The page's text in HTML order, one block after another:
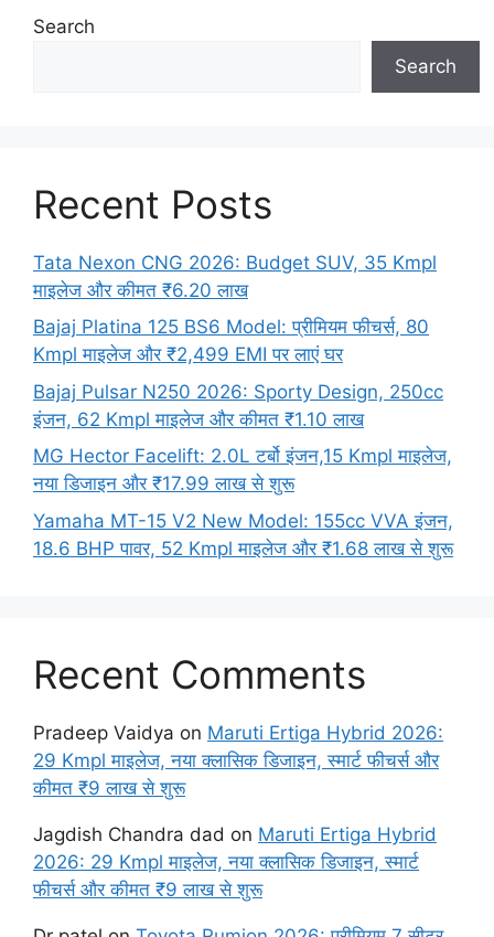
Search
Search
Recent Posts
Tata Nexon CNG 2026: Budget SUV, 35 Kmpl
माइलेज और कीमत ₹6.20 लाख
Bajaj Platina 125 BS6 Model: प्रीमियम फीचर्स, 80
Kmpl माइलेज और ₹2,499 EMI पर लाएं घर
Bajaj Pulsar N250 2026: Sporty Design, 250cc
इंजन, 62 Kmpl माइलेज और कीमत ₹1.10 लाख
MG Hector Facelift: 2.0L टर्बो इंजन,15 Kmpl माइलेज,
नया डिजाइन और ₹17.99 लाख से शुरू
Yamaha MT-15 V2 New Model: 155cc VVA इंजन,
18.6 BHP पावर, 52 Kmpl माइलेज और ₹1.68 लाख से शुरू
Recent Comments
Pradeep Vaidya on Maruti Ertiga Hybrid 2026:
29 Kmpl माइलेज, नया क्लासिक डिजाइन, स्मार्ट फीचर्स और
कीमत ₹9 लाख से शुरू
Jagdish Chandra dad on Maruti Ertiga Hybrid
2026: 29 Kmpl माइलेज, नया क्लासिक डिजाइन, स्मार्ट
फीचर्स और कीमत ₹9 लाख से शुरू